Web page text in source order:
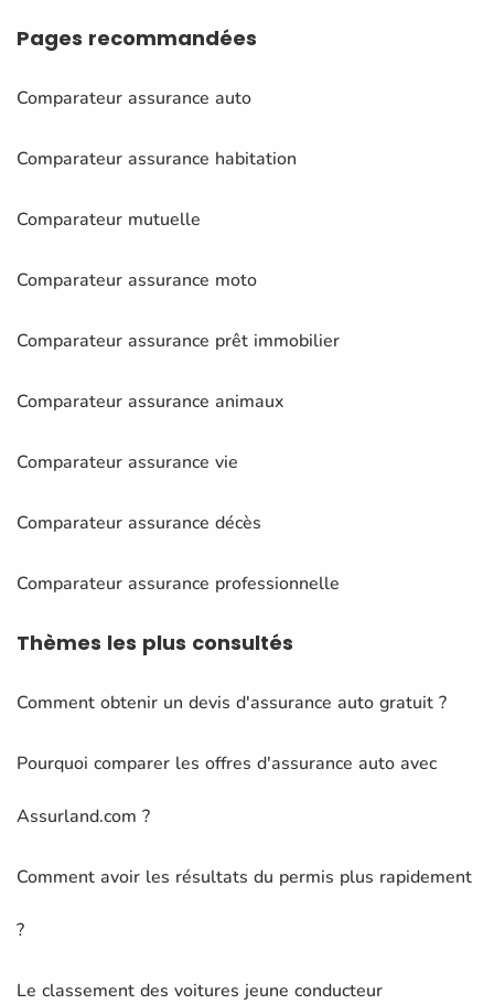
Pages recommandées
Comparateur assurance auto
Comparateur assurance habitation
Comparateur mutuelle
Comparateur assurance moto
Comparateur assurance prêt immobilier
Comparateur assurance animaux
Comparateur assurance vie
Comparateur assurance décès
Comparateur assurance professionnelle
Thèmes les plus consultés
Comment obtenir un devis d'assurance auto gratuit ?
Pourquoi comparer les offres d'assurance auto avec
Assurland.com ?
Comment avoir les résultats du permis plus rapidement
?
Le classement des voitures jeune conducteur